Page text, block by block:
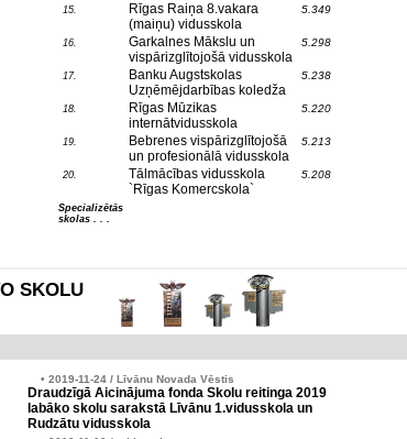
15.
Rīgas Raiņa 8.vakara
(maiņu) vidusskola
5.349
16.
Garkalnes Mākslu un
vispārizglītojošā vidusskola
5.298
17.
Banku Augstskolas
Uzņēmējdarbības koledža
5.238
18.
Rīgas Mūzikas
internātvidusskola
5.220
19.
Bebrenes vispārizglītojošā
un profesionālā vidusskola
5.213
20.
Tālmācības vidusskola
`Rīgas Komercskola`
5.208
Specializētās
skolas . . .
SKOLU
• 2019-11-24 / Līvānu Novada Vēstis
Draudzīgā Aicinājuma fonda Skolu reitinga 2019
labāko skolu sarakstā Līvānu 1.vidusskola un
Rudzātu vidusskola